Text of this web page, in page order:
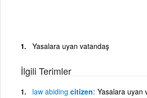
Yasalara uyan vatandaş
İlgili Terimler
law abiding citizen Yasalara uyan